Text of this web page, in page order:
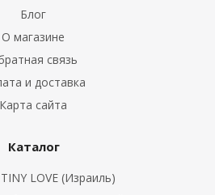
Блог
О магазине
связь
и доставка
Карта сайта
Каталог
LOVE (Израиль)